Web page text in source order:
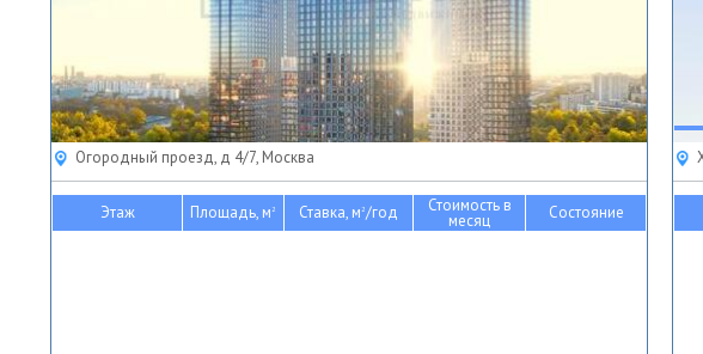
Огородный проезд, д 4/7, Москва
Этаж Площадь, м2 Ставка, м2/год Стоимость в
месяц Состояние